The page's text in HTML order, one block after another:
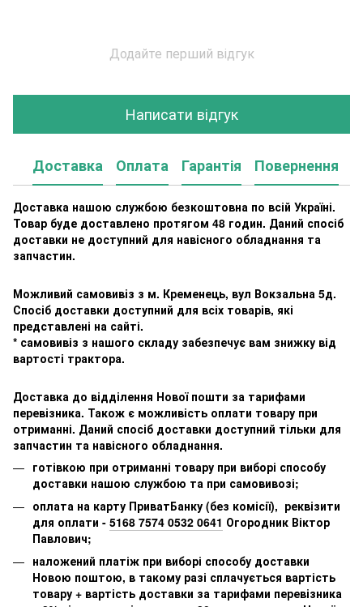
Додайте перший відгук
Написати відгук
Доставка Оплата Гарантія Повернення
Доставка нашою службою безкоштовна по всій Україні.
Товар буде доставлено протягом 48 годин. Даний спосіб
доставки не доступний для навісного обладнання та
запчастин.
Можливий самовивіз з м. Кременець, вул Вокзальна 5д.
Спосіб доставки доступний для всіх товарів, які
представлені на сайті.
* самовивіз з нашого складу забезпечує вам знижку від
вартості трактора.
Доставка до відділення Нової пошти за тарифами
перевізника. Також є можливість оплати товару при
отриманні. Даний спосіб доставки доступний тільки для
запчастин та навісного обладнання.
готівкою при отриманні товару при виборі способу
доставки нашою службою та при самовивозі;
оплата на карту ПриватБанку (без комісії), реквізити
для оплати - 5168 7574 0532 0641 Огородник Віктор
Павлович;
наложений платіж при виборі способу доставки
Новою поштою, в такому разі сплачується вартість
товару + вартість доставки за тарифами перевізника